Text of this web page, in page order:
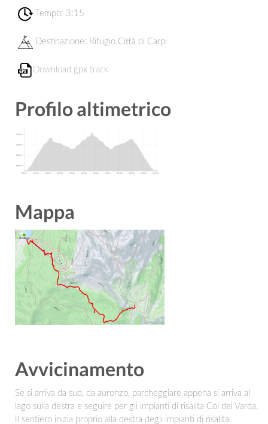
Tempo: 3:15
Destinazione: Rifugio Città di Carpi
Download gpx track
Profilo altimetrico
Mappa
Avvicinamento
Se si arriva da sud, da auronzo, parcheggiare appena si arriva al
lago sulla destra e seguire per gli impianti di risalita Col del Varda.
Il sentiero inizia proprio alla destra degli impianti di risalita.